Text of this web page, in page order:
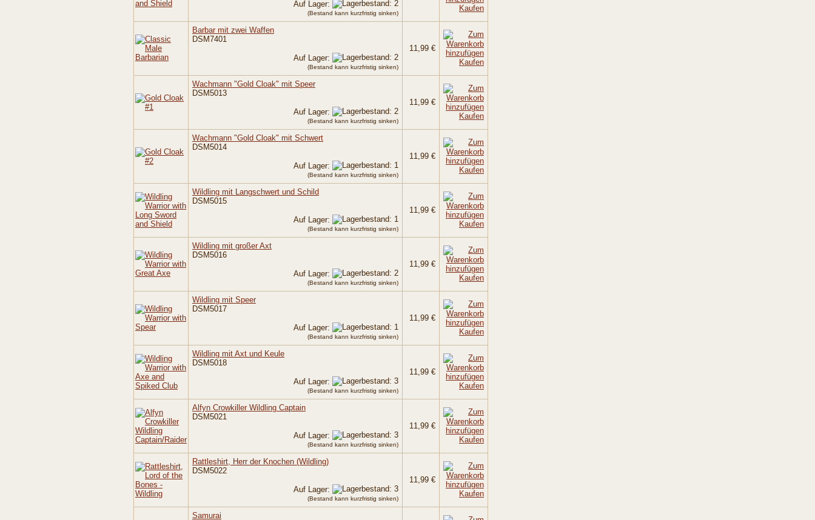
Auf Lager:
(Bestand kann kurzfristig sinken)
Kaufen
Barbar mit zwei Waffen
DSM7401
Auf Lager:
(Bestand kann kurzfristig sinken)
11,99 €
Kaufen
Wachmann "Gold Cloak" mit Speer
DSM5013
Auf Lager:
(Bestand kann kurzfristig sinken)
11,99 €
Kaufen
Wachmann "Gold Cloak" mit Schwert
DSM5014
Auf Lager:
(Bestand kann kurzfristig sinken)
11,99 €
Kaufen
Wildling mit Langschwert und Schild
DSM5015
Auf Lager:
(Bestand kann kurzfristig sinken)
11,99 €
Kaufen
Wildling mit großer Axt
DSM5016
Auf Lager:
(Bestand kann kurzfristig sinken)
11,99 €
Kaufen
Wildling mit Speer
DSM5017
Auf Lager:
(Bestand kann kurzfristig sinken)
11,99 €
Kaufen
Wildling mit Axt und Keule
DSM5018
Auf Lager:
(Bestand kann kurzfristig sinken)
11,99 €
Kaufen
Alfyn Crowkiller Wildling Captain
DSM5021
Auf Lager:
(Bestand kann kurzfristig sinken)
11,99 €
Kaufen
Rattleshirt, Herr der Knochen (Wildling)
DSM5022
Auf Lager:
(Bestand kann kurzfristig sinken)
11,99 €
Kaufen
Samurai